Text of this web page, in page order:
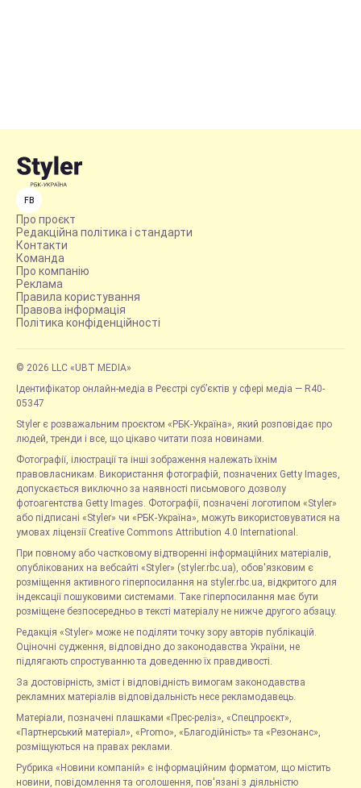
FB
Про проєкт
Редакційна політика і стандарти
Контакти
Команда
Про компанію
Реклама
Правила користування
Правова інформація
Політика конфіденційності
© 2026 LLC «UBT MEDIA»
Ідентифікатор онлайн-медіа в Реєстрі суб’єктів у сфері медіа — R40-
05347
Styler є розважальним проєктом «РБК-Україна», який розповідає про
людей, тренди і все, що цікаво читати поза новинами.
Фотографії, ілюстрації та інші зображення належать їхнім
правовласникам. Використання фотографій, позначених Getty Images,
допускається виключно за наявності письмового дозволу
фотоагентства Getty Images. Фотографії, позначені логотипом «Styler»
або підписані «Styler» чи «РБК-Україна», можуть використовуватися на
умовах ліцензії Creative Commons Attribution 4.0 International.
При повному або частковому відтворенні інформаційних матеріалів,
опублікованих на вебсайті «Styler» (styler.rbc.ua), обов'язковим є
розміщення активного гіперпосилання на styler.rbc.ua, відкритого для
індексації пошуковими системами. Таке гіперпосилання має бути
розміщене безпосередньо в тексті матеріалу не нижче другого абзацу.
Редакція «Styler» може не поділяти точку зору авторів публікацій.
Оціночні судження, відповідно до законодавства України, не
підлягають спростуванню та доведенню їх правдивості.
За достовірність, зміст і відповідність вимогам законодавства
рекламних матеріалів відповідальність несе рекламодавець.
Матеріали, позначені плашками «Прес-реліз», «Спецпроєкт»,
«Партнерський матеріал», «Promo», «Благодійність» та «Резонанс»,
розміщуються на правах реклами.
Рубрика «Новини компаній» є інформаційним форматом, що містить
новини, повідомлення та оголошення, пов'язані з діяльністю